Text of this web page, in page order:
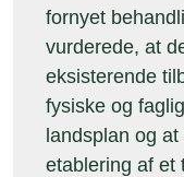
fornyet
vurderede, at
eksisterende
fysiske og
landsplan og
etablering af et